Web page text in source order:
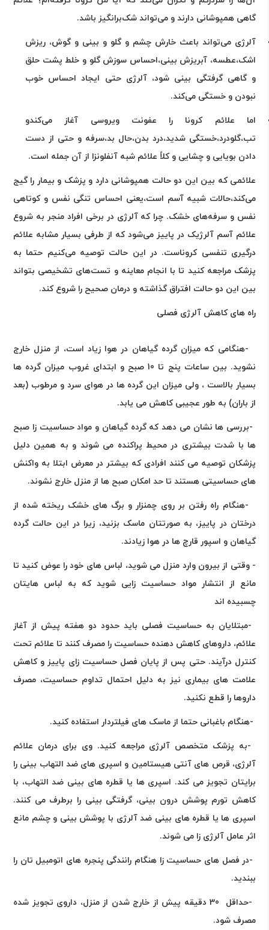
گاهی همپوشانی دارند و می‌تواند شک‌برانگیز باشد.
آلرژی می‌تواند باعث خارش چشم و گلو و بینی و گوش، ریزش
اشک،عطسه، آبریزش بینی،احساس سوزش گلو و خلط پشت حلق
و گاهی گرفتگی بینی شود، آلرژی حتی ایجاد احساس خوب
نبودن و خستگی می‌کند.
اما علائم کرونا را عفونت ویروسی آغاز می‌کندو
تب،گلودرد،خستگی شدید،درد بدن،حال بد،سرفه و حتی از دست
دادن بویایی و چشایی و کلاً علائم شبه آنفلونزا از آن جمله است.
علائمی که بین این دو حالت همپوشانی دارد و پزشک و بیمار را گیج
می‌کند،حالات شبیه آسم است،یعنی احساس تنگی نفس و کوتاهی
نفس و سرفه‌های خشک. چرا که آلرژی در برخی افراد منجر به شروع
علائم آسم آلرژیک در پاییز می‌شود که از طرفی بسیار مشابه علائم
درگیری تنفسی کروناست. در این حالت توصیه می‌کنیم حتما به
پزشک مراجعه کنید تا با انجام معاینه و تست‌های تشخیصی بتواند
بین این دو حالت افتراق گذاشته و درمان صحیح را شروع کند.
راه های کاهش آلرژی فصلی
-هنگامی که میزان گرده گیاهان در هوا زیاد است، از منزل خارج
نشوید. بین ساعات پنج تا 10 صبح و ابتدای غروب میزان گرده ها
بسیار بالاست ، ولی میزان این گرده ها در هوای سرد و مرطوب (بعد
از باران) به طور عجیبی کاهش می یابد.
-بررسی ها نشان می دهد که گرده گیاهان و مواد حساسیت زا صبح
ها با شدت بیشتری در محیط پراکنده می شوند و به همین دلیل
پزشکان توصیه می کنند افرادی که بیشتر در معرض ابتلا به واکنش
های حساسیتی هستند تا حد امکان صبح ها از منزل خارج نشوند.
-هنگام راه رفتن بر روی چمنزار و برگ های خشک ریخته شده از
درختان در پاییز، به صورتتان ماسک بزنید، زیرا در این حالت گرده
گیاهان و اسپور قارچ ها در هوا زیادند.
- وقتی از بیرون وارد منزل می شوید، لباس های خود را عوض کنید تا
مانع از انتشار مواد حساسیت زایی شوید که به لباس هایتان
چسبیده اند
-مبتلایان به حساسیت فصلی باید حدود دو هفته پیش از آغاز
علائم، داروهای کاهش دهنده حساسیت را مصرف کنند تا علائم تحت
کنترل درآیند. حتی پس از پایان فصل حساسیت زای پاییز و کاهش
علامت های بیماری نیز به دلیل احتمال تداوم حساسیت، مصرف
داروها را قطع نکنید.
-هنگام باغبانی حتما از ماسک های فیلتردار استفاده کنید.
-به پزشک متخصص آلرژی مراجعه کنید. وی براى درمان علائم
آلرژی، قرص هاى آنتى هیستامین و اسپری هاى ضد التهاب بینى را
برایتان تجویز می کند. اسپرى ها یا قطره هاى بینى ضد التهاب، با
کاهش تورم پوشش درون بینى، گرفتگى بینى را برطرف مى کنند.
اسپرى ها یا قطره هاى بینى ضد آلرژى با پوشش بینى و چشم مانع
اثر عامل آلرژی زا مى شوند.
-در فصل های حساسیت زا هنگام رانندگی پنجره های اتومبیل تان را
ببندید.
-
حداقل 30 دقیقه پیش از خارج شدن از منزل، داروی تجویز شده
مصرف شود.